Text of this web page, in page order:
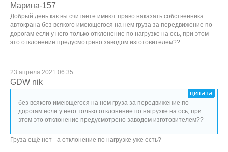
Марина-157
Добрый день как вы считаете имеют право наказать собственника
автокрана без всякого имеющегося на нем груза за передвижение по
дорогам если у него только отклонение по нагрузке на ось, при этом
это отклонение предусмотрено заводом изготовителем??
23 апреля 2021 06:35
GDW nik
без всякого имеющегося на нем груза за передвижение по
дорогам если у него только отклонение по нагрузке на ось, при
этом это отклонение предусмотрено заводом изготовителем??
Груза ещё нет - а отклонение по нагрузке уже есть?